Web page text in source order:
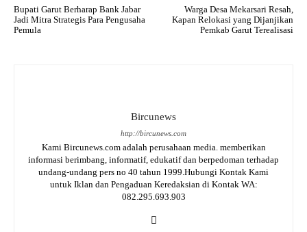
Bupati Garut Berharap Bank Jabar
Jadi Mitra Strategis Para Pengusaha
Pemula
Warga Desa Mekarsari Resah,
Kapan Relokasi yang Dijanjikan
Pemkab Garut Terealisasi
Bircunews
http://bircunews.com
Kami Bircunews.com adalah perusahaan media. memberikan
informasi berimbang, informatif, edukatif dan berpedoman terhadap
undang-undang pers no 40 tahun 1999.Hubungi Kontak Kami
untuk Iklan dan Pengaduan Keredaksian di Kontak WA:
082.295.693.903